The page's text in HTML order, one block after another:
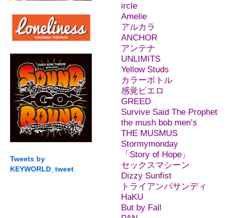
Tweets by
KEYWORLD_tweet
ircle
Amelie
アルカラ
ANCHOR
アンテナ
UNLIMITS
Yellow Studs
カラーボトル
感覚ピエロ
GREED
Survive Said The Prophet
the mush bob men’s
THE MUSMUS
Stormymonday
「Story of Hope」
セックスマシーン
Dizzy Sunfist
トライアンパサンディ
HaKU
But by Fall